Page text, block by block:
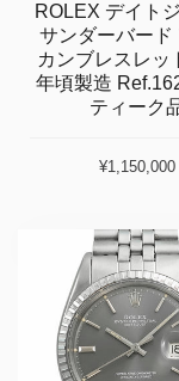
ROLEX デイト
サンダーバード
カンブレスレッ
年頃製造
ティーク
¥1,150,000